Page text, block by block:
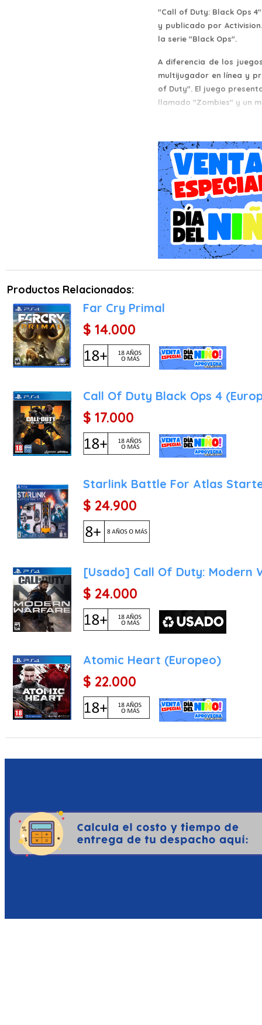
"Call of Duty: Black Ops
y publicado por
la serie "Black Ops".
A diferencia de los
multijugador en línea y
of Duty". El juego
llamado "Zombies" y un
Deathmatch,
clases y seleccionar
El modo "Zombies"
diversos escenarios
áreas nuevas y
El modo "Blackout" es
luchan por ser los
Además de estos
que los jugadores
Con gráficos
"Call of Duty: Black
Productos Relacionados:
Far Cry Primal
$ 14.000
Call Of Duty Black Ops 4
$ 17.000
Starlink Battle For Atlas
$ 24.900
[Usado] Call Of Duty: Modern
$ 24.000
Atomic Heart (Europeo)
$ 22.000